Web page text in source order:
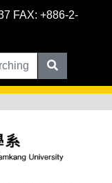
FAX: +886-2-